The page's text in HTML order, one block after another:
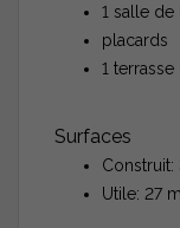
1 salle de
placards
1 terrasse
Surfaces
Construit:
Utile: 27 m